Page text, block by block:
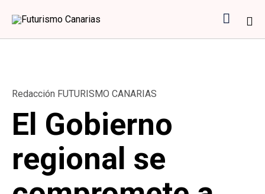

El Gobierno
regional se
Category
Redacción FUTURISMO CANARIAS